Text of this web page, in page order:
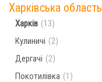
Харківська область
Харків (13)
Кулиничі (2)
Дергачі (2)
Покотилівка (1)